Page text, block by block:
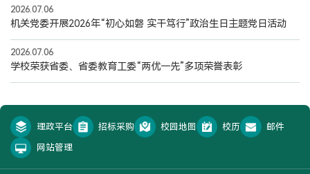
2026.07.06
机关党委开展2026年“初心如磐 实干笃行”政治生日主题党日活动
2026.07.06
学校荣获省委、省委教育工委“两优一先”多项荣誉表彰
理政平台 招标采购 校园地图 校历 邮件
网站管理